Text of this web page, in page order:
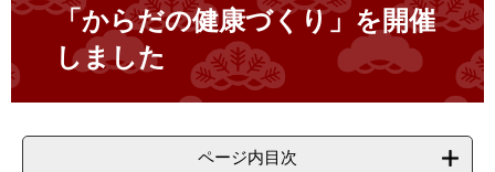
「からだの健康づくり」を開催
しました
ページ内目次